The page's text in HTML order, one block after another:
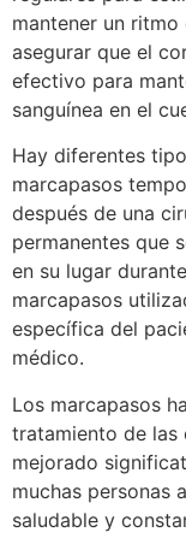
mantener un
asegurar que el
efectivo para
sanguínea en el
Hay diferentes
marcapasos
después de una
permanentes que
en su lugar
marcapasos
específica del
médico.
Los marcapasos
tratamiento de las
mejorado
muchas personas
saludable y